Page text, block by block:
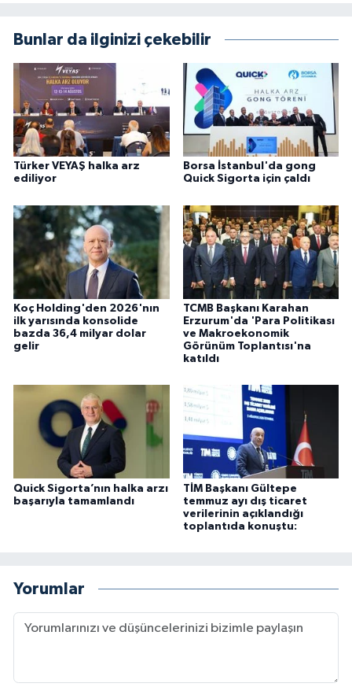
Bunlar da ilginizi çekebilir
Türker VEYAŞ halka arz
ediliyor
Borsa İstanbul'da gong
Quick Sigorta için çaldı
Koç Holding'den 2026'nın
ilk yarısında konsolide
bazda 36,4 milyar dolar
gelir
TCMB Başkanı Karahan
Erzurum'da 'Para Politikası
ve Makroekonomik
Görünüm Toplantısı'na
katıldı
Quick Sigorta’nın halka arzı
başarıyla tamamlandı
TİM Başkanı Gültepe
temmuz ayı dış ticaret
verilerinin açıklandığı
toplantıda konuştu:
Yorumlar